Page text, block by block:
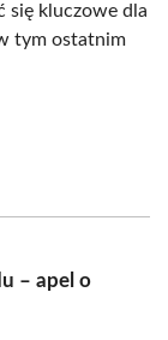
się kluczowe dla
tym ostatnim
– apel o